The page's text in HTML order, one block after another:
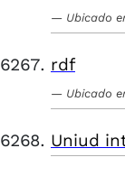
Ubicado
rdf
Ubicado
Uniud